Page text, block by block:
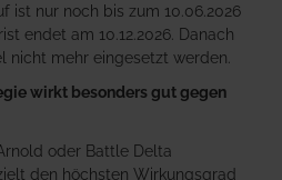
ist nur noch bis zum 10.06.2026
endet am 10.12.2026. Danach
nicht mehr eingesetzt werden.
wirkt besonders gut gegen
oder Battle Delta
den höchsten Wirkungsgrad